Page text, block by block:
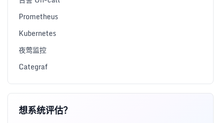
Prometheus
Kubernetes
夜莺监控
Categraf
想系统评估？